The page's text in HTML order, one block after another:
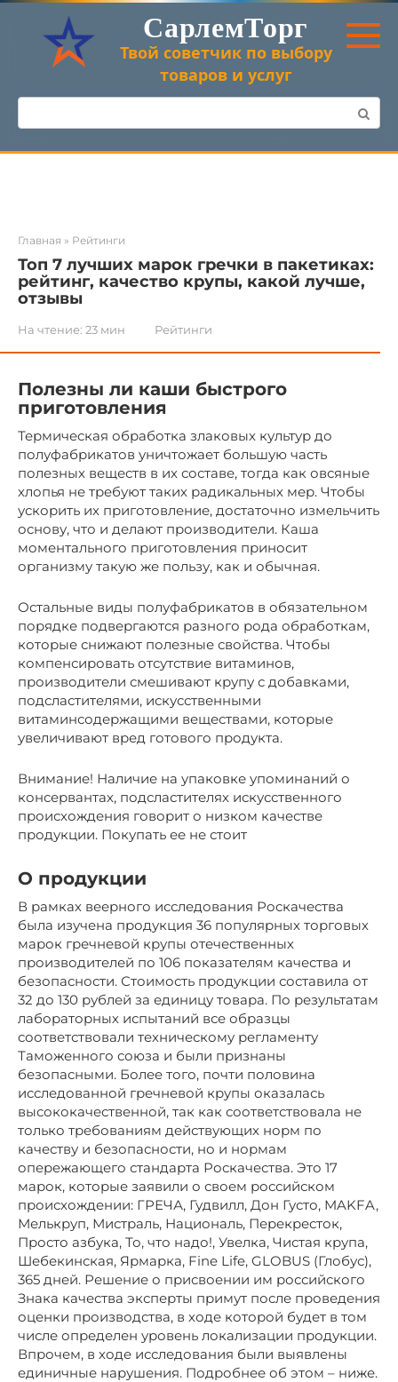
Перейти
контенту
СарлемТорг
Твой советчик по выбору
товаров и услуг
Поиск:
Главная » Рейтинги
Топ 7 лучших марок гречки в пакетиках:
рейтинг, качество крупы, какой лучше,
отзывы
На чтение: 23 мин Рейтинги
Полезны ли каши быстрого
приготовления
Термическая обработка злаковых культур до
полуфабрикатов уничтожает большую часть
полезных веществ в их составе, тогда как овсяные
хлопья не требуют таких радикальных мер. Чтобы
ускорить их приготовление, достаточно измельчить
основу, что и делают производители. Каша
моментального приготовления приносит
организму такую же пользу, как и обычная.
Остальные виды полуфабрикатов в обязательном
порядке подвергаются разного рода обработкам,
которые снижают полезные свойства. Чтобы
компенсировать отсутствие витаминов,
производители смешивают крупу с добавками,
подсластителями, искусственными
витаминсодержащими веществами, которые
увеличивают вред готового продукта.
Внимание! Наличие на упаковке упоминаний о
консервантах, подсластителях искусственного
происхождения говорит о низком качестве
продукции. Покупать ее не стоит
О продукции
В рамках веерного исследования Роскачества
была изучена продукция 36 популярных торговых
марок гречневой крупы отечественных
производителей по 106 показателям качества и
безопасности. Стоимость продукции составила от
32 до 130 рублей за единицу товара. По результатам
лабораторных испытаний все образцы
соответствовали техническому регламенту
Таможенного союза и были признаны
безопасными. Более того, почти половина
исследованной гречневой крупы оказалась
высококачественной, так как соответствовала не
только требованиям действующих норм по
качеству и безопасности, но и нормам
опережающего стандарта Роскачества. Это 17
марок, которые заявили о своем российском
происхождении: ГРЕЧА, Гудвилл, Дон Густо, MAKFA,
Мелькруп, Мистраль, Националь, Перекресток,
Просто азбука, То, что надо!, Увелка, Чистая крупа,
Шебекинская, Ярмарка, Fine Life, GLOBUS (Глобус),
365 дней. Решение о присвоении им российского
Знака качества эксперты примут после проведения
оценки производства, в ходе которой будет в том
числе определен уровень локализации продукции.
Впрочем, в ходе исследования были выявлены
единичные нарушения. Подробнее об этом – ниже.